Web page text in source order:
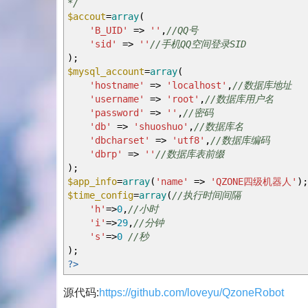
*/
$accout=array(
'B_UID'
=> '' ,//QQ号
'sid'
=> '' //手机QQ空间登录SID
) ;
$mysql_account=array(
'hostname'
=> 'localhost' ,//数据库地址
'username'
=> 'root' ,//数据库用户名
'password'
=> '' ,//密码
'db'
=> 'shuoshuo' ,//数据库名
'dbcharset'
=> 'utf8' ,//数据库编码
'dbrp'
=> '' //数据库表前缀
) ;
$app_info=array( 'name' => 'QZONE四级机器人' ) ;
$time_config=array(//执行时间间隔
'h'=>0,//小时
'i'=>29,//分钟
's'=>0 //秒
) ;
?>
源代码:https://github.com/loveyu/QzoneRobot